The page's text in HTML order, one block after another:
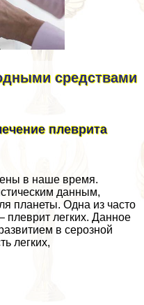
средствами
плеврита
в наше время.
данным,
планеты. Одна из часто
плеврит легких. Данное
в серозной
легких,